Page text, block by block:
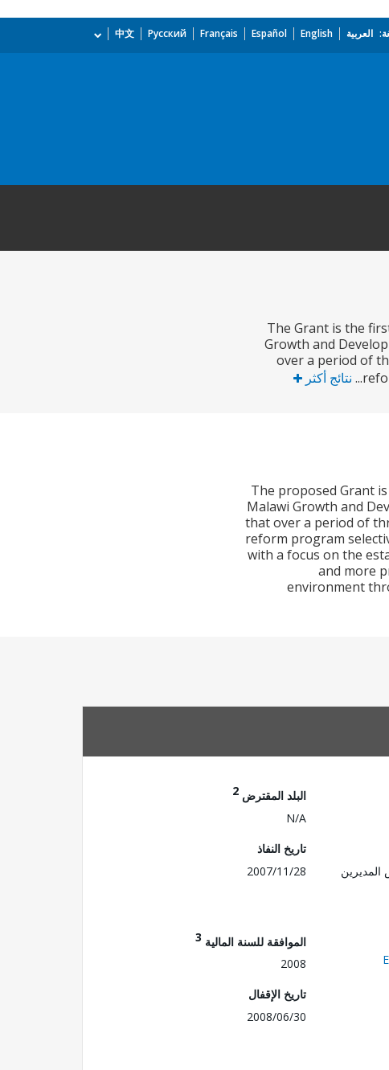
العربية English
Español
Français
Русский
中文
The Grant is the
Growth and
over a period of
نتائج أكثر
The proposed Grant
Malawi Growth and
that over a period of
reform program
with a focus on the
and more
environment
البلد المقترض 2
N/A
تاريخ النفاذ
2007/11/28
الموافقة للسنة المالية 3
2008
تاريخ الإقفال
2008/06/30